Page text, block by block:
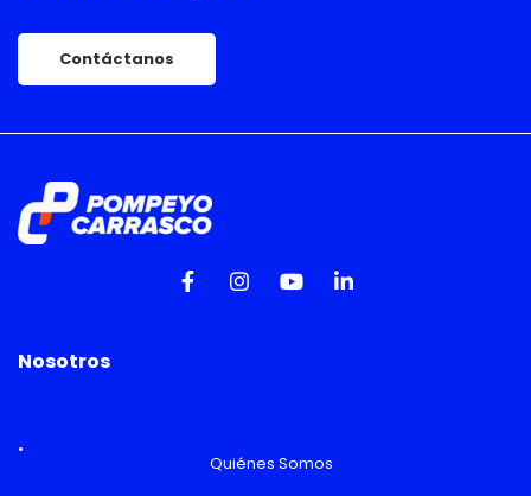
Contáctanos
Nosotros
Quiénes Somos